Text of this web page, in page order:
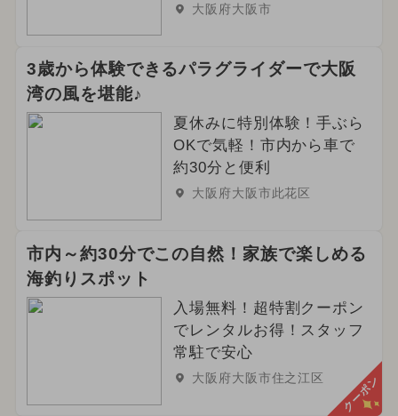
大阪府大阪市
3歳から体験できるパラグライダーで大阪
湾の風を堪能♪
夏休みに特別体験！手ぶら
OKで気軽！市内から車で
約30分と便利
大阪府大阪市此花区
市内～約30分でこの自然！家族で楽しめる
海釣りスポット
入場無料！超特割クーポン
でレンタルお得！スタッフ
常駐で安心
大阪府大阪市住之江区 クーポン